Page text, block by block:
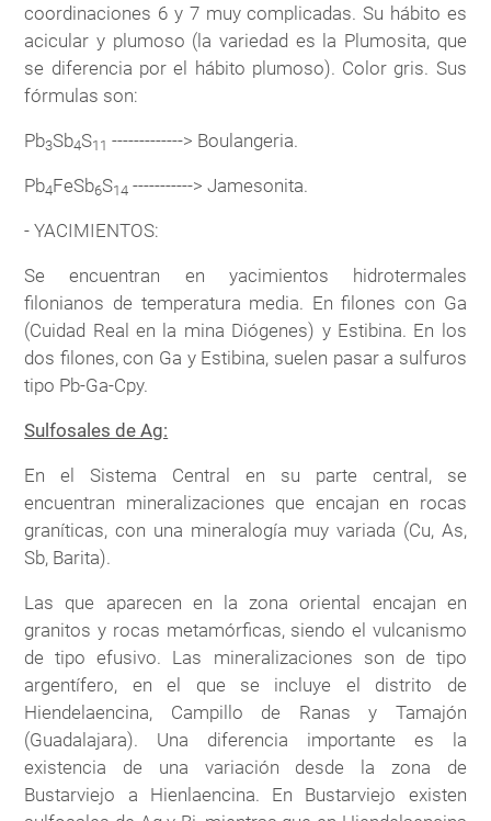
coordinaciones 6 y 7 muy complicadas. Su hábito es
acicular y plumoso (la variedad es la Plumosita, que
se diferencia por el hábito plumoso). Color gris. Sus
fórmulas son:
Pb3Sb4S11 -------------> Boulangeria.
Pb4FeSb6S14 -----------> Jamesonita.
- YACIMIENTOS:
Se encuentran en yacimientos hidrotermales
filonianos de temperatura media. En filones con Ga
(Cuidad Real en la mina Diógenes) y Estibina. En los
dos filones, con Ga y Estibina, suelen pasar a sulfuros
tipo Pb-Ga-Cpy.
Sulfosales de Ag:
En el Sistema Central en su parte central, se
encuentran mineralizaciones que encajan en rocas
graníticas, con una mineralogía muy variada (Cu, As,
Sb, Barita).
Las que aparecen en la zona oriental encajan en
granitos y rocas metamórficas, siendo el vulcanismo
de tipo efusivo. Las mineralizaciones son de tipo
argentífero, en el que se incluye el distrito de
Hiendelaencina, Campillo de Ranas y Tamajón
(Guadalajara). Una diferencia importante es la
existencia de una variación desde la zona de
Bustarviejo a Hienlaencina. En Bustarviejo existen